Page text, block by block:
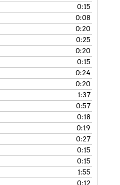
0:15
0:08
0:20
0:25
0:20
0:15
0:24
0:20
1:37
0:57
0:18
0:19
0:27
0:15
0:15
1:55
0:12